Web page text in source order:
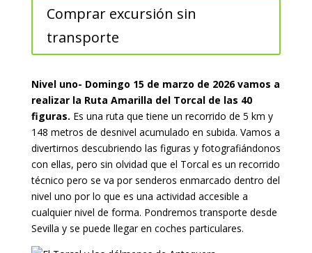
Comprar excursión sin
transporte
Nivel uno- Domingo 15 de marzo de 2026 vamos a
realizar la Ruta Amarilla del Torcal de las 40
figuras. Es una ruta que tiene un recorrido de 5 km y
148 metros de desnivel acumulado en subida. Vamos a
divertirnos descubriendo las figuras y fotografiándonos
con ellas, pero sin olvidad que el Torcal es un recorrido
técnico pero se va por senderos enmarcado dentro del
nivel uno por lo que es una actividad accesible a
cualquier nivel de forma. Pondremos transporte desde
Sevilla y se puede llegar en coches particulares.